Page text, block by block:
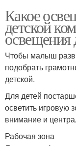
Какое
детской
освещения
Чтобы малыш
подобрать
детской.
Для детей
осветить игровую
внимание и
Рабочая зона